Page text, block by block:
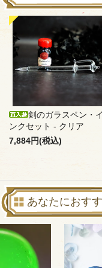
剣のガラスペン・イ
ンクセット - クリア
7,884円(税込)
あなたにおす